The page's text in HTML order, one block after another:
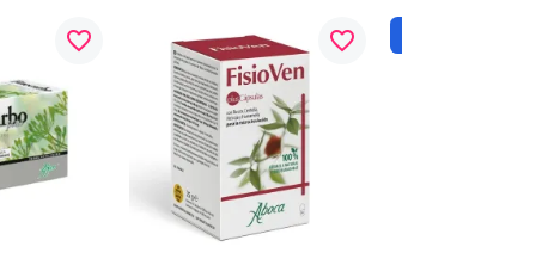
favorite_border favorite_border